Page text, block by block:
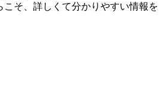
こそ、詳しくて分かりやすい情報を